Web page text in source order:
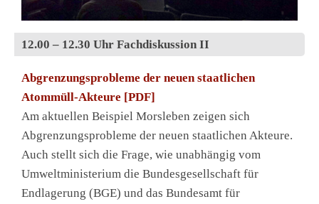
12.00 – 12.30 Uhr Fachdiskussion II
Abgrenzungsprobleme der neuen staatlichen
Atommüll-Akteure [PDF]
Am aktuellen Beispiel Morsleben zeigen sich
Abgrenzungsprobleme der neuen staatlichen Akteure.
Auch stellt sich die Frage, wie unabhängig vom
Umweltministerium die Bundesgesellschaft für
Endlagerung (BGE) und das Bundesamt für